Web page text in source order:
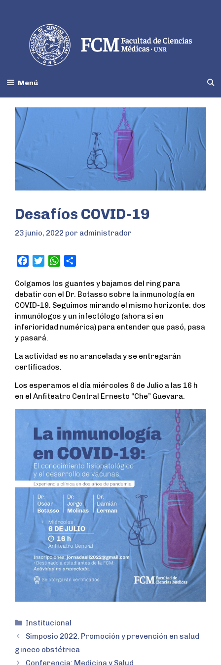
Menú
Desafíos COVID-19
23 junio, 2022 por administrador
c
e
b
o
o
i
t
t
e
r
W
a
t
s
A
p
a
r
e
Colgamos los guantes y bajamos del ring para
debatir con el Dr. Botasso sobre la inmunología en
COVID-19. Seguimos mirando el mismo horizonte: dos
inmunólogos y un infectólogo (ahora sí en
inferioridad numérica) para entender que pasó, pasa
y pasará.
La actividad es no arancelada y se entregarán
certificados.
Los esperamos el día miércoles 6 de Julio a las 16 h
en el Anfiteatro Central Ernesto “Che” Guevara.
Institucional
Simposio 2022. Promoción y prevención en salud
gineco obstétrica
Conferencia: Medicina y Salud